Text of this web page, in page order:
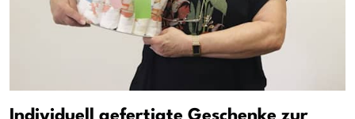
Individuell gefertigte Geschenke zur